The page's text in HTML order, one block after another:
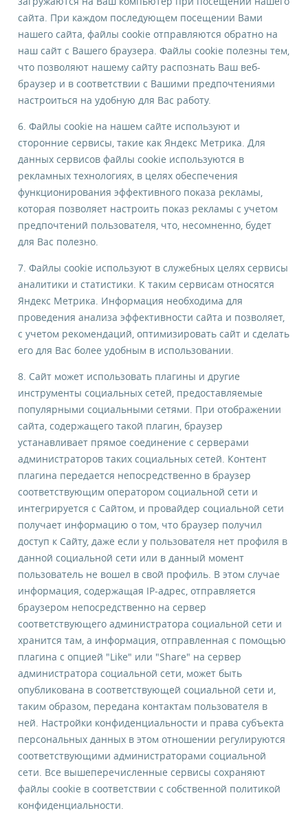
сайта. При каждом последующем посещении Вами
нашего сайта, файлы cookie отправляются обратно на
наш сайт с Вашего браузера. Файлы cookie полезны тем,
что позволяют нашему сайту распознать Ваш веб-
браузер и в соответствии с Вашими предпочтениями
настроиться на удобную для Вас работу.
6. Файлы cookie на нашем сайте используют и
сторонние сервисы, такие как Яндекс Метрика. Для
данных сервисов файлы cookie используются в
рекламных технологиях, в целях обеспечения
функционирования эффективного показа рекламы,
которая позволяет настроить показ рекламы с учетом
предпочтений пользователя, что, несомненно, будет
для Вас полезно.
7. Файлы cookie используют в служебных целях сервисы
аналитики и статистики. К таким сервисам относятся
Яндекс Метрика. Информация необходима для
проведения анализа эффективности сайта и позволяет,
с учетом рекомендаций, оптимизировать сайт и сделать
его для Вас более удобным в использовании.
8. Сайт может использовать плагины и другие
инструменты социальных сетей, предоставляемые
популярными социальными сетями. При отображении
сайта, содержащего такой плагин, браузер
устанавливает прямое соединение с серверами
администраторов таких социальных сетей. Контент
плагина передается непосредственно в браузер
соответствующим оператором социальной сети и
интегрируется с Сайтом, и провайдер социальной сети
получает информацию о том, что браузер получил
доступ к Сайту, даже если у пользователя нет профиля в
данной социальной сети или в данный момент
пользователь не вошел в свой профиль. В этом случае
информация, содержащая IP-адрес, отправляется
браузером непосредственно на сервер
соответствующего администратора социальной сети и
хранится там, а информация, отправленная с помощью
плагина с опцией "Like" или "Share" на сервер
администратора социальной сети, может быть
опубликована в соответствующей социальной сети и,
таким образом, передана контактам пользователя в
ней. Настройки конфиденциальности и права субъекта
персональных данных в этом отношении регулируются
соответствующими администраторами социальной
сети. Все вышеперечисленные сервисы сохраняют
файлы cookie в соответствии с собственной политикой
конфиденциальности.